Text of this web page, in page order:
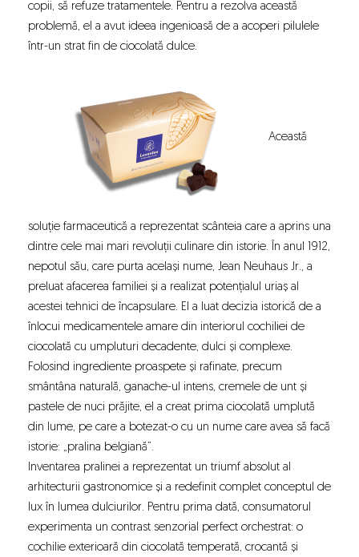
copii, să refuze tratamentele. Pentru a rezolva această
problemă, el a avut ideea ingenioasă de a acoperi pilulele
într-un strat fin de ciocolată dulce.
Această
soluție farmaceutică a reprezentat scânteia care a aprins una
dintre cele mai mari revoluții culinare din istorie. În anul 1912,
nepotul său, care purta același nume, Jean Neuhaus Jr., a
preluat afacerea familiei și a realizat potențialul uriaș al
acestei tehnici de încapsulare. El a luat decizia istorică de a
înlocui medicamentele amare din interiorul cochiliei de
ciocolată cu umpluturi decadente, dulci și complexe.
Folosind ingrediente proaspete și rafinate, precum
smântâna naturală, ganache-ul intens, cremele de unt și
pastele de nuci prăjite, el a creat prima ciocolată umplută
din lume, pe care a botezat-o cu un nume care avea să facă
istorie: „pralina belgiană”.
Inventarea pralinei a reprezentat un triumf absolut al
arhitecturii gastronomice și a redefinit complet conceptul de
lux în lumea dulciurilor. Pentru prima dată, consumatorul
experimenta un contrast senzorial perfect orchestrat: o
cochilie exterioară din ciocolată temperată, crocantă și